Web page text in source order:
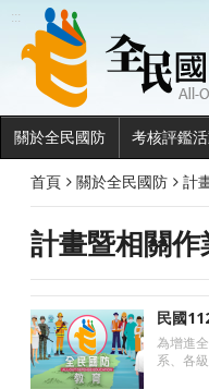
:::
關於全民國防 考核評鑑
首頁 關於全民國防 計
計畫暨相關作
民國
為增進
系、各